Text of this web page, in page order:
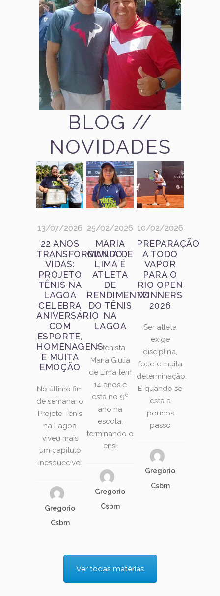
BLOG //
NOVIDADES
13/07/2026
22 ANOS
TRANSFORMANDO
VIDAS:
PROJETO
TÊNIS NA
LAGOA
CELEBRA
ANIVERSÁRIO
COM
ESPORTE,
HOMENAGENS
E MUITA
EMOÇÃO
No último fim
de semana, o
Projeto Tênis
na Lagoa
viveu mais
um capítulo
inesquecível
Gregorio
Csbm
25/02/2026
MARIA
GIULIA DE
LIMA É
ATLETA
DE
RENDIMENTO
DO TÊNIS
NA
LAGOA
A tenista
Maria Giulia
de Lima tem
14 anos e
está no 9º
ano na
escola,
terminando o
ensi
Gregorio
Csbm
10/02/2026
PREPARAÇÃO
A TODO
VAPOR
PARA O
RIO OPEN
WINNERS
2026
Ser atleta
exige
disciplina,
foco e muita
determinação.
E quando se
está a
poucos
passo
Gregorio
Csbm
Ver todas matérias